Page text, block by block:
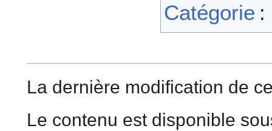
Catégorie :
La dernière modification de
Le contenu est disponible